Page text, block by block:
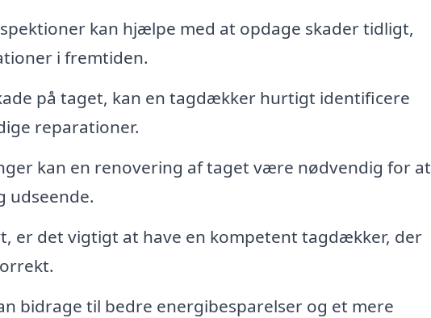
kan hjælpe med at opdage skader tidligt,
i fremtiden.
på taget, kan en tagdækker hurtigt identificere
reparationer.
kan en renovering af taget være nødvendig for at
udseende.
er det vigtigt at have en kompetent tagdækker, der
bidrage til bedre energibesparelser og et mere